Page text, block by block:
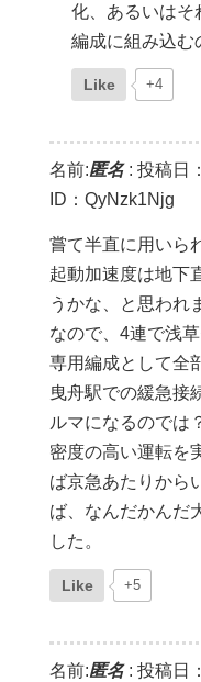
化、あるいはそ
編成に組み込む
Like +4
名前:匿名: 投稿日
ID：QyNzk1Njg
嘗て半直に用いら
起動加速度は地下
うかな、と思われ
なので、4連で浅
専用編成として全
曳舟駅での緩急接
ルマになるのでは
密度の高い運転を
ば京急あたりから
ば、なんだかんだ
した。
Like +5
名前:匿名: 投稿日